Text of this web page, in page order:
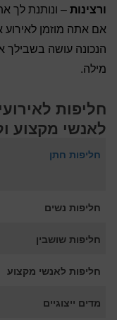
ורצינות– ונותנת לך
אם אתה מוזמן
הנכונה עושה
מילה.
חליפות
לאנשי מקצוע
חליפות חתן
חליפות נשים
חליפות שושבין
חליפות לאנשי מקצוע
מדים ייצוגיים